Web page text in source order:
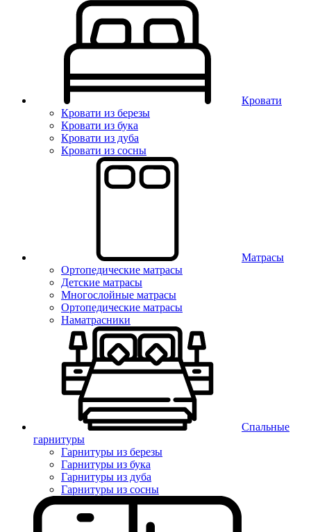
Кровати
Кровати из березы
Кровати из бука
Кровати из дуба
Кровати из сосны
Матрасы
Ортопедические матрасы
Детские матрасы
Многослойные матрасы
Ортопедические матрасы
Наматрасники
Спальные
гарнитуры
Гарнитуры из березы
Гарнитуры из бука
Гарнитуры из дуба
Гарнитуры из сосны